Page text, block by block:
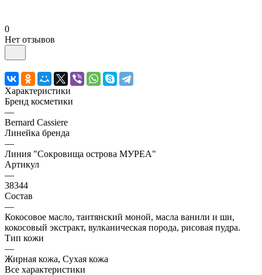
0
Нет отзывов
Характеристики
Бренд косметики
—
Bernard Cassiere
Линейка бренда
—
Линия "Сокровища острова МУРЕА"
Артикул
—
38344
Состав
—
Кокосовое масло, таитянский моной, масла ванили и ши,
кокосовый экстракт, вулканическая порода, рисовая пудра.
Тип кожи
—
Жирная кожа, Сухая кожа
Все характеристики